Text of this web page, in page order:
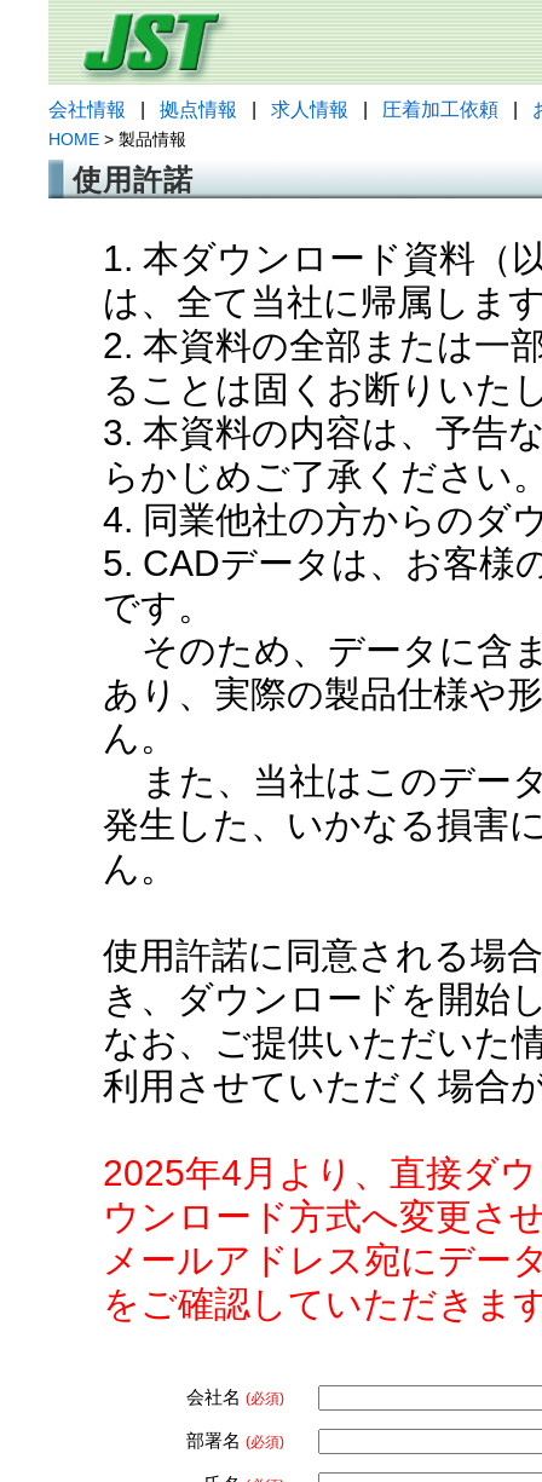
会社情報 拠点情報 求人情報 圧着加工依頼
HOME > 製品情報
使用許諾
1. 本ダウンロード資料（
は、全て当社に帰属しま
2. 本資料の全部または一
ることは固くお断りいた
3. 本資料の内容は、予告
らかじめご了承ください
4. 同業他社の方からのダ
5. CADデータは、お客様
です。
そのため、データに含
あり、実際の製品仕様や
ん。
また、当社はこのデー
発生した、いかなる損害
ん。
使用許諾に同意される場
き、ダウンロードを開始
なお、ご提供いただいた
利用させていただく場合
2025年4月より、直接ダ
ウンロード方式へ変更さ
メールアドレス宛にデー
をご確認していただきま
会社名 (必須)
部署名 (必須)